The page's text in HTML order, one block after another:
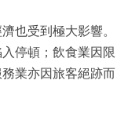
也受到極大影響。
停頓；飲食業因限
業亦因旅客絕跡而